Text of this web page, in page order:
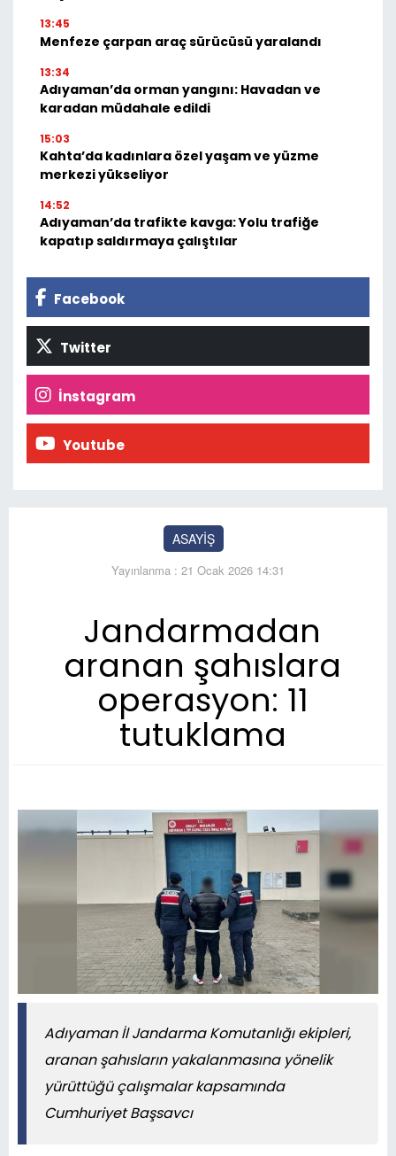
13:45
Menfeze çarpan araç sürücüsü yaralandı
13:34
Adıyaman’da orman yangını: Havadan ve
karadan müdahale edildi
15:03
Kahta’da kadınlara özel yaşam ve yüzme
merkezi yükseliyor
14:52
Adıyaman’da trafikte kavga: Yolu trafiğe
kapatıp saldırmaya çalıştılar
Facebook
Twitter
İnstagram
Youtube
ASAYİŞ
Yayınlanma : 21 Ocak 2026 14:31
Jandarmadan
aranan şahıslara
operasyon: 11
tutuklama
Adıyaman İl Jandarma Komutanlığı ekipleri,
aranan şahısların yakalanmasına yönelik
yürüttüğü çalışmalar kapsamında
Cumhuriyet Başsavcı